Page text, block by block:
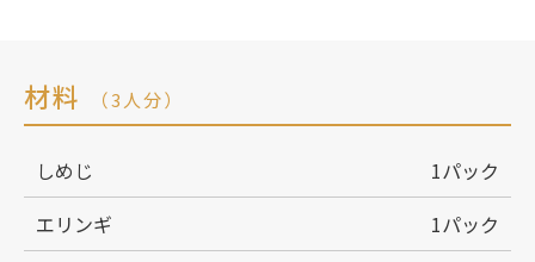
材料 （3人分）
しめじ
1パック
エリンギ
1パック